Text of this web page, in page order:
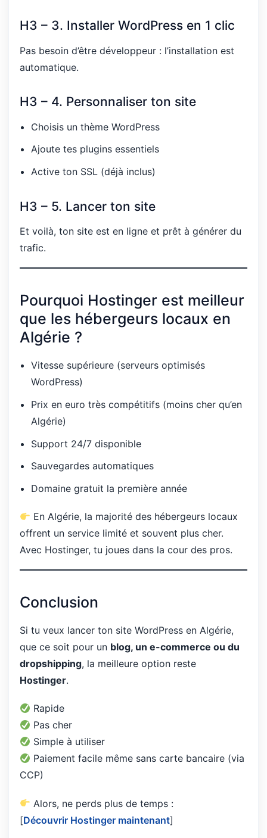
H3 – 3. Installer WordPress en 1 clic
Pas besoin d’être développeur : l’installation est
automatique.
H3 – 4. Personnaliser ton site
Choisis un thème WordPress
Ajoute tes plugins essentiels
Active ton SSL (déjà inclus)
H3 – 5. Lancer ton site
Et voilà, ton site est en ligne et prêt à générer du
trafic.
Pourquoi Hostinger est meilleur
que les hébergeurs locaux en
Algérie ?
Vitesse supérieure (serveurs optimisés
WordPress)
Prix en euro très compétitifs (moins cher qu’en
Algérie)
Support 24/7 disponible
Sauvegardes automatiques
Domaine gratuit la première année
En Algérie, la majorité des hébergeurs locaux
offrent un service limité et souvent plus cher.
Avec Hostinger, tu joues dans la cour des pros.
Conclusion
Si tu veux lancer ton site WordPress en Algérie,
que ce soit pour un blog, un e-commerce ou du
dropshipping, la meilleure option reste
Hostinger.
Rapide
Pas cher
Simple à utiliser
Paiement facile même sans carte bancaire (via
CCP)
Alors, ne perds plus de temps :
[Découvrir Hostinger maintenant]